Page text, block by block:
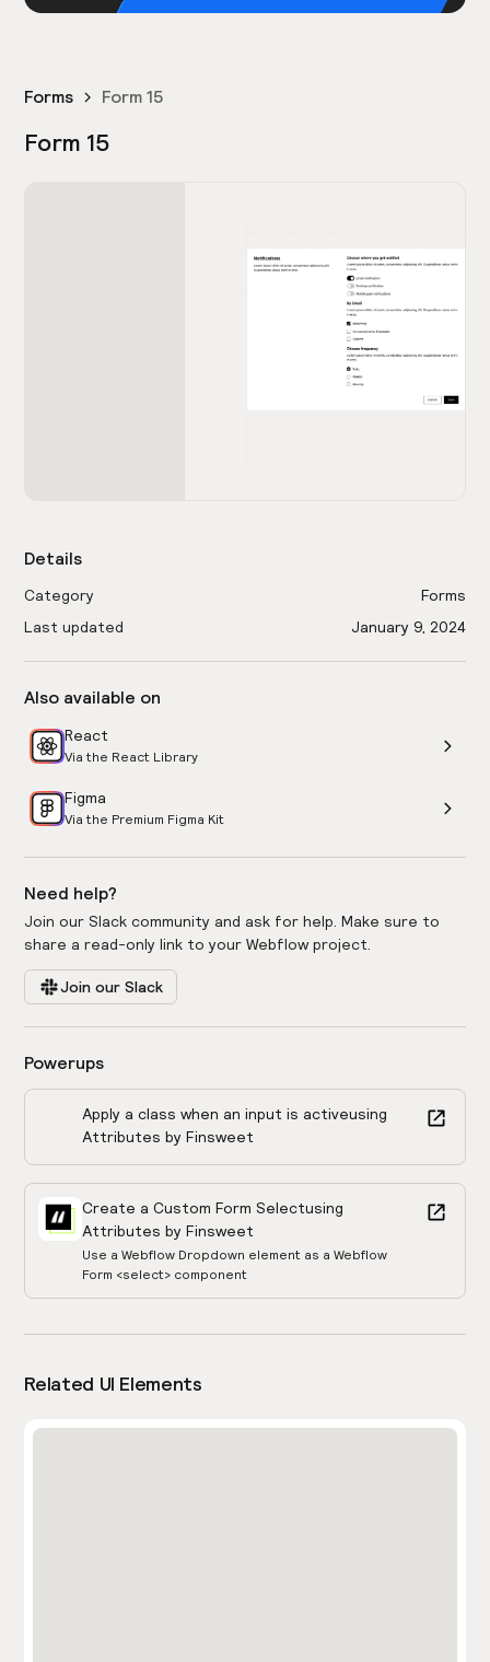
Forms Form 15
Form 15
Details
Category
Forms
Last updated
January 9, 2024
Also available on
React
Via the React Library
Figma
Via the Premium Figma Kit
Need help?
Join our Slack community and ask for help. Make sure to
share a read-only link to your Webflow project.
Join our Slack
Powerups
Apply a class when an input is activeusing
Attributes by Finsweet
Create a Custom Form Selectusing
Attributes by Finsweet
Use a Webflow Dropdown element as a Webflow
Form <select> component
Related UI Elements